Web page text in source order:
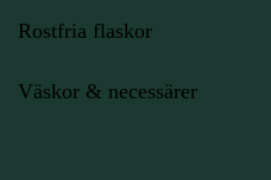
Rostfria flaskor
Väskor & necessärer